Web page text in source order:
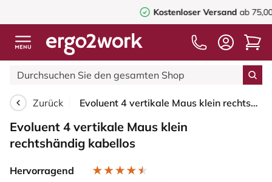
Kostenloser Versandab 75,00€
Zurück Evoluent 4 vertikale Maus klein rechtshändig kabellos
Evoluent 4 vertikale Maus klein
rechtshändig kabellos
Hervorragend